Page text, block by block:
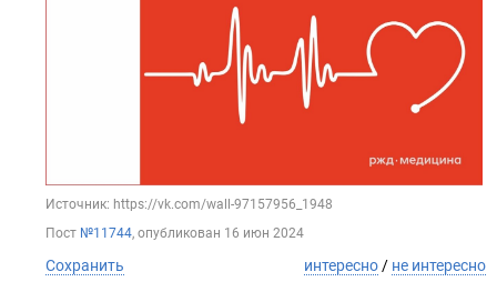
Источник: https://vk.com/wall-97157956_1948
Пост №11744, опубликован 16 июн 2024
Сохранить интересно / не интересно